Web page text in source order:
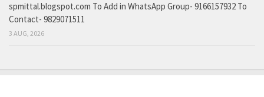
spmittal.blogspot.com To Add in WhatsApp Group- 9166157932 To
Contact- 9829071511
3 AUG, 2026